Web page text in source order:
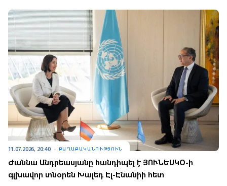
11.07.2026, 20:40 ՔԱՂԱՔԱԿԱՆՈՒԹՅՈՒՆ
Ժաննա Անդրեասյանը հանդիպել է ՅՈՒՆԵՍԿՕ-ի
գլխավոր տնօրեն Խալեդ Էլ-Էնանիի հետ